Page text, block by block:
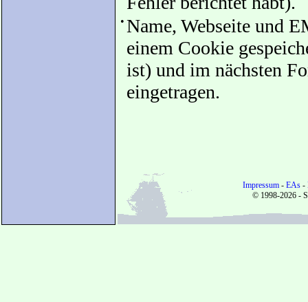
• Name, Webseite und
einem Cookie
ist) und im nächsten
eingetragen.
Impressum - EAs -
© 1998-2026 -